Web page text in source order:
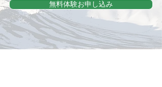
無料体験お申し込み